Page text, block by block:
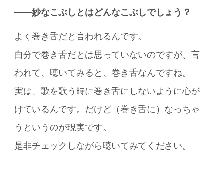
――妙なこぶしとはどんなこぶしでしょう？
よく巻き舌だと言われるんです。
自分で巻き舌だとは思っていないのですが、言
われて、聴いてみると、巻き舌なんですね。
実は、歌を歌う時に巻き舌にしないように心が
けているんです。だけど（巻き舌に）なっちゃ
うというのが現実です。
是非チェックしながら聴いてみてください。